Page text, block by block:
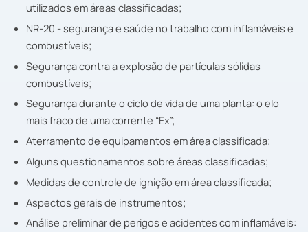
utilizados em áreas classificadas;
NR-20 - segurança e saúde no trabalho com inflamáveis e
combustíveis;
Segurança contra a explosão de partículas sólidas
combustíveis;
Segurança durante o ciclo de vida de uma planta: o elo
mais fraco de uma corrente “Ex”;
Aterramento de equipamentos em área classificada;
Alguns questionamentos sobre áreas classificadas;
Medidas de controle de ignição em área classificada;
Aspectos gerais de instrumentos;
Análise preliminar de perigos e acidentes com inflamáveis: